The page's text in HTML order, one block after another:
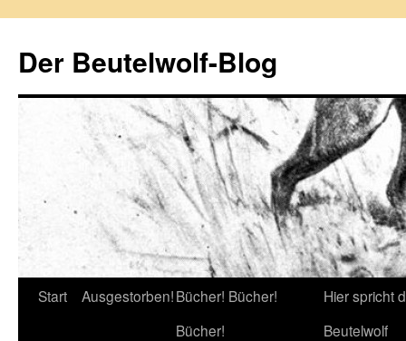
springen
Der Beutelwolf-Blog
Start Ausgestorben!Bücher! Bücher!
Bücher!
Hier spricht
Beutelwolf